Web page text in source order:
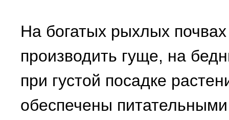
На богатых рыхлых
производить гуще, на
при густой посадке
обеспечены